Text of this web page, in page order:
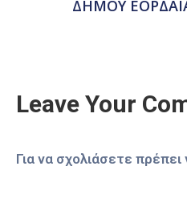
ΔΗΜΟΥ
Leave Your
Για να σχολιάσετε πρέπει